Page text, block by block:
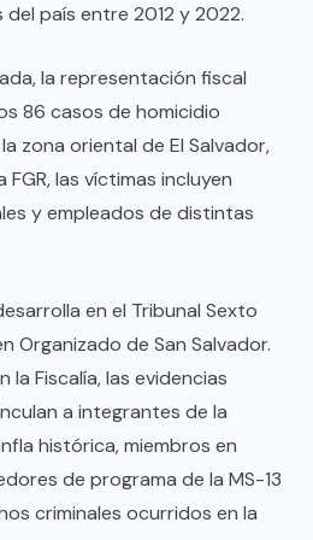
país entre 2012 y 2022.
la representación fiscal
86 casos de homicidio
zona oriental de El Salvador,
FGR, las víctimas incluyen
y empleados de distintas
en el Tribunal Sexto
Organizado de San Salvador.
la Fiscalía, las evidencias
a integrantes de la
histórica, miembros en
de programa de la MS-13
criminales ocurridos en la